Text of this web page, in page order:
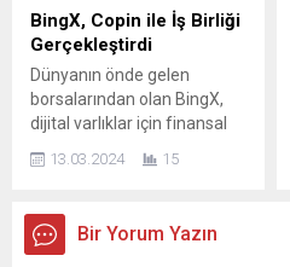
EPDK Başkanı Mustafa
Yılmaz, 9 Ocak 2026
tarihinde katıldığı
Bloomberg yayınında enerji
piyasalarına ilişkin
değerlendirmelerde
bulundu. Elektrik fiyat
BingX, Copin ile İş Birliği
Gerçekleştirdi
Dünyanın önde gelen
borsalarından olan BingX,
dijital varlıklar için finansal
Copin.io ile stratejik bir iş
programında önemli bir
yükseltme yaptığını
13.03.2024 15
Bir Yorum Yazın